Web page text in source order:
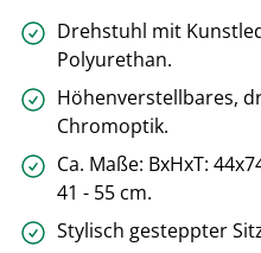
Drehstuhl mit
Polyurethan.
Höhenverstellbares,
Chromoptik.
Ca. Maße: BxHxT:
41 - 55 cm.
Stylisch gesteppter